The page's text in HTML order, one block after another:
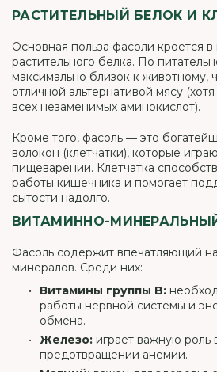
РАСТИТЕЛЬНЫЙ БЕЛОК И
Основная польза фасоли кроется
растительного белка. По
максимально близок к животному,
отличной альтернативой мясу
всех незаменимых аминокислот).
Кроме того, фасоль — это
волокон (клетчатки), которые
пищеварении. Клетчатка
работы кишечника и помогает
сытости надолго.
ВИТАМИННО-
Фасоль содержит впечатляющий
минералов. Среди них:
Витамины группы B:
работы нервной системы и
обмена.
Железо: играет важную роль
предотвращении анемии.